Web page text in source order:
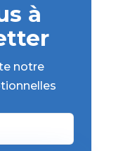
à
notre